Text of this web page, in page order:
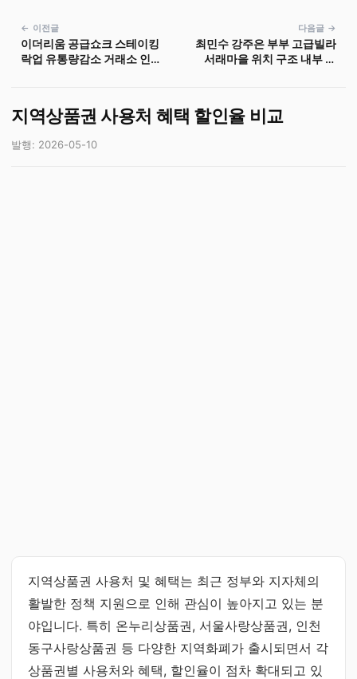
← 이전글
이더리움 공급쇼크 스테이킹
락업 유통량감소 거래소 인출
다음글 →
최민수 강주은 부부 고급빌라
서래마을 위치 구조 내부 설
지역상품권 사용처 혜택 할인율 비교
발행: 2026-05-10
지역상품권 사용처 및 혜택는 최근 정부와 지자체의
활발한 정책 지원으로 인해 관심이 높아지고 있는 분
야입니다. 특히 온누리상품권, 서울사랑상품권, 인천
동구사랑상품권 등 다양한 지역화폐가 출시되면서 각
상품권별 사용처와 혜택, 할인율이 점차 확대되고 있